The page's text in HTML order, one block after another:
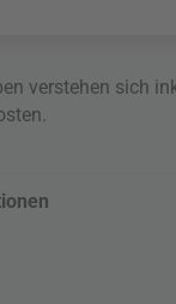
verstehen sich